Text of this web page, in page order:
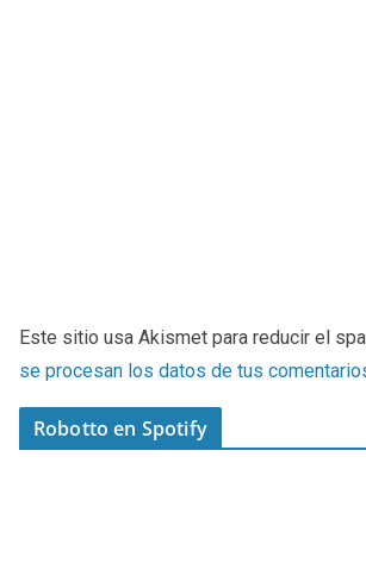
Este sitio usa Akismet para reducir el
se procesan los datos de tus
Robotto en Spotify